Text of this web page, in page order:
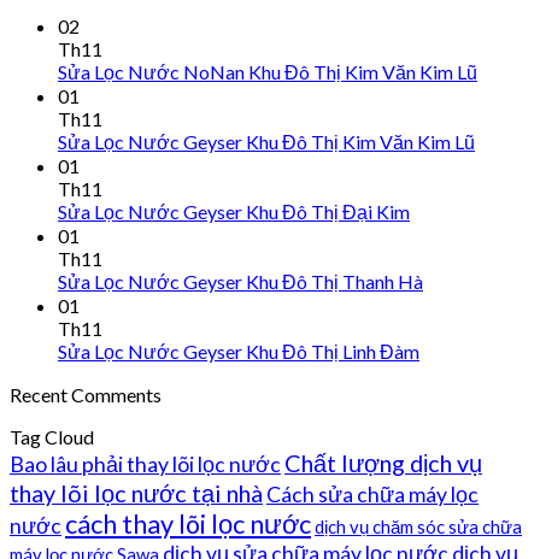
02
Th11
Sửa Lọc Nước NoNan Khu Đô Thị Kim Văn Kim Lũ
01
Th11
Sửa Lọc Nước Geyser Khu Đô Thị Kim Văn Kim Lũ
01
Th11
Sửa Lọc Nước Geyser Khu Đô Thị Đại Kim
01
Th11
Sửa Lọc Nước Geyser Khu Đô Thị Thanh Hà
01
Th11
Sửa Lọc Nước Geyser Khu Đô Thị Linh Đàm
Recent Comments
Tag Cloud
Bao lâu phải thay lõi lọc nước Chất lượng dịch vụ
thay lõi lọc nước tại nhà Cách sửa chữa máy lọc
nước cách thay lõi lọc nướcdịch vụ chăm sóc sửa chữa
máy lọc nước Sawa dịch vụ sửa chữa máy lọc nước dịch vụ